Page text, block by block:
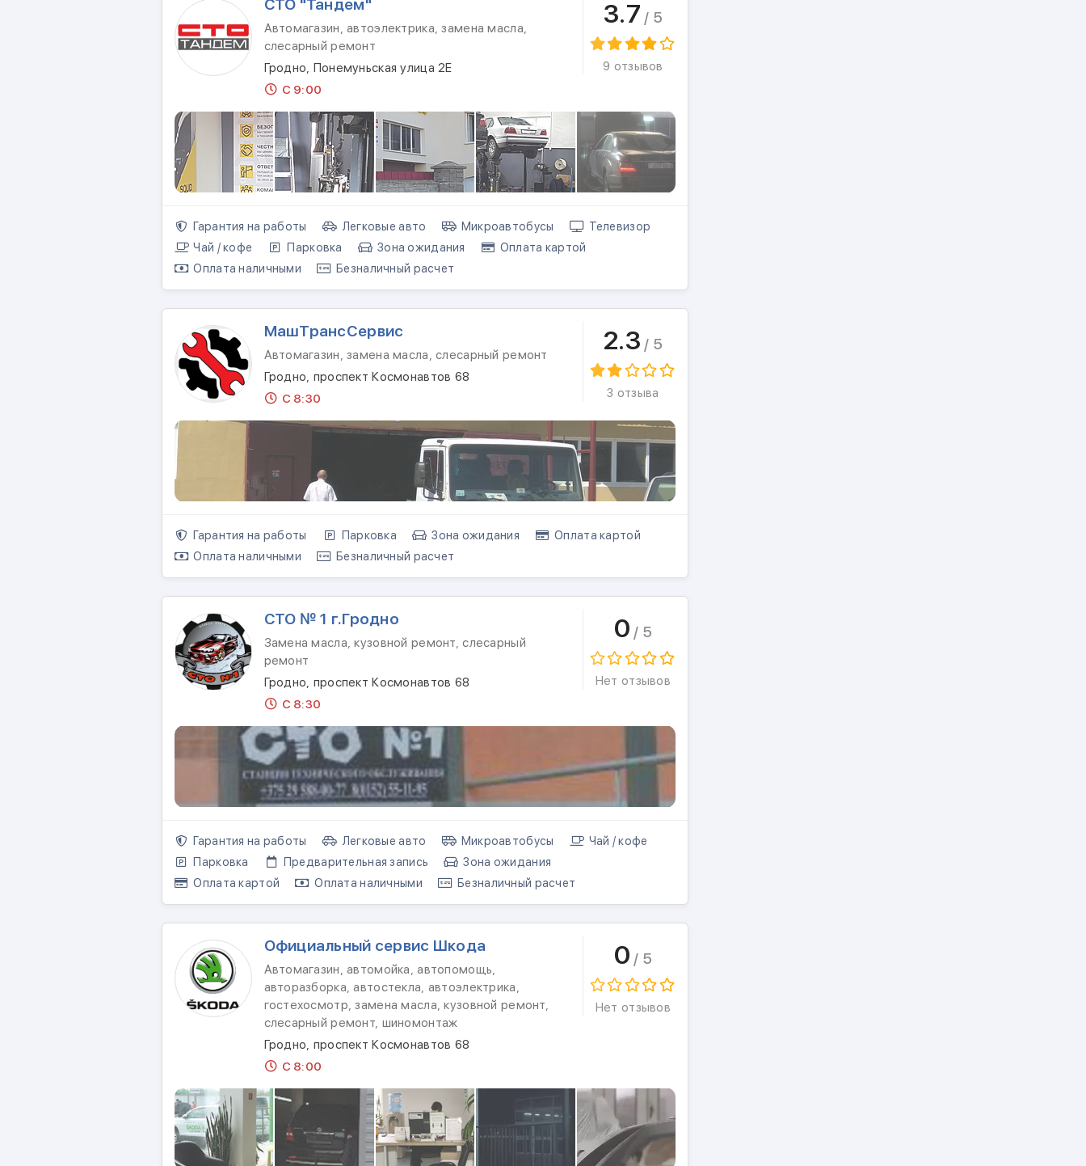
СТО "Тандем"
Автомагазин, автоэлектрика, замена масла,
слесарный ремонт
Гродно, Понемуньская улица 2Е
С 9:00
3.7 / 5
9 отзывов
Гарантия на работы Легковые авто Микроавтобусы
Телевизор
Чай / кофе
Парковка Зона ожидания
Оплата картой
Оплата наличными
Безналичный расчет
МашТрансСервис
Автомагазин, замена масла, слесарный ремонт
Гродно, проспект Космонавтов 68
С 8:30
2.3 / 5
3 отзыва
Гарантия на работы Парковка Зона ожидания
Оплата картой
Оплата наличными
Безналичный расчет
СТО № 1 г.Гродно
Замена масла, кузовной ремонт, слесарный
ремонт
Гродно, проспект Космонавтов 68
С 8:30
0 / 5
Нет отзывов
Гарантия на работы Легковые авто Микроавтобусы
Чай / кофе
Парковка
Предварительная запись
Зона ожидания
Оплата картой
Оплата наличными Безналичный расчет
Официальный сервис Шкода
Автомагазин, автомойка, автопомощь,
авторазборка, автостекла, автоэлектрика,
гостехосмотр, замена масла, кузовной ремонт,
слесарный ремонт, шиномонтаж
Гродно, проспект Космонавтов 68
С 8:00
0 / 5
Нет отзывов